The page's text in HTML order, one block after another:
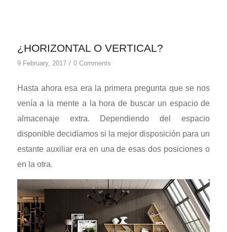
¿HORIZONTAL O VERTICAL?
9 February, 2017 / 0 Comments
Hasta ahora esa era la primera pregunta que se nos
venía a la mente a la hora de buscar un espacio de
almacenaje extra. Dependiendo del espacio
disponible decidíamos si la mejor disposición para un
estante auxiliar era en una de esas dos posiciones o
en la otra.